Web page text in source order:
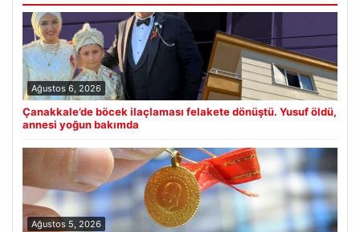
Ağustos 6, 2026
Çanakkale’de böcek ilaçlaması felakete dönüştü. Yusuf öldü,
annesi yoğun bakımda
Ağustos 5, 2026